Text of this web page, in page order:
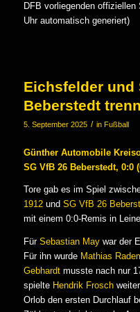
DFB vorliegenden
Uhr automatisch generiert)
Eichsfelder und
Beberstedt
5. September 2025 / in Fußball
Günther Automobile
SG VfB 26 Beberstedt, 0:0
Tore gab es im Spiel
1912und SG VfB 26
mit einem 0:0-Remis in
Für Sebastian Maywar der
Für ihn wurde Mathias
Gebhardtmusste nach nur
spielte Hendrik Frosch
Orlob den ersten Durchlauf